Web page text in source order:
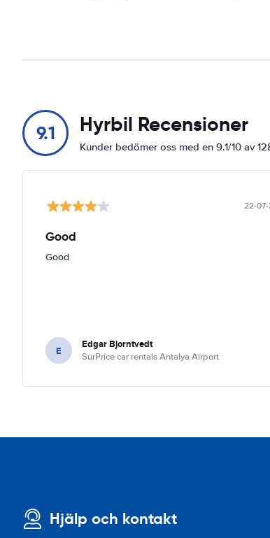
9.1 Hyrbil Recensioner
Kunder bedömer oss med en 9.1/10 av
22-
Good
Good
E Edgar Bjorntvedt
SurPrice car rentals Antalya Airport
Hjälp och kontakt